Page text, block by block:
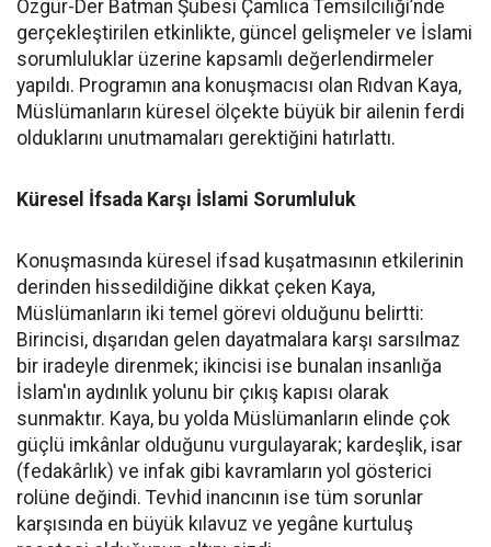
Özgür-Der Batman Şubesi Çamlıca Temsilciliği’nde
gerçekleştirilen etkinlikte, güncel gelişmeler ve İslami
sorumluluklar üzerine kapsamlı değerlendirmeler
yapıldı. Programın ana konuşmacısı olan Rıdvan Kaya,
Müslümanların küresel ölçekte büyük bir ailenin ferdi
olduklarını unutmamaları gerektiğini hatırlattı.
Küresel İfsada Karşı İslami Sorumluluk
Konuşmasında küresel ifsad kuşatmasının etkilerinin
derinden hissedildiğine dikkat çeken Kaya,
Müslümanların iki temel görevi olduğunu belirtti:
Birincisi, dışarıdan gelen dayatmalara karşı sarsılmaz
bir iradeyle direnmek; ikincisi ise bunalan insanlığa
İslam'ın aydınlık yolunu bir çıkış kapısı olarak
sunmaktır. Kaya, bu yolda Müslümanların elinde çok
güçlü imkânlar olduğunu vurgulayarak; kardeşlik, isar
(fedakârlık) ve infak gibi kavramların yol gösterici
rolüne değindi. Tevhid inancının ise tüm sorunlar
karşısında en büyük kılavuz ve yegâne kurtuluş